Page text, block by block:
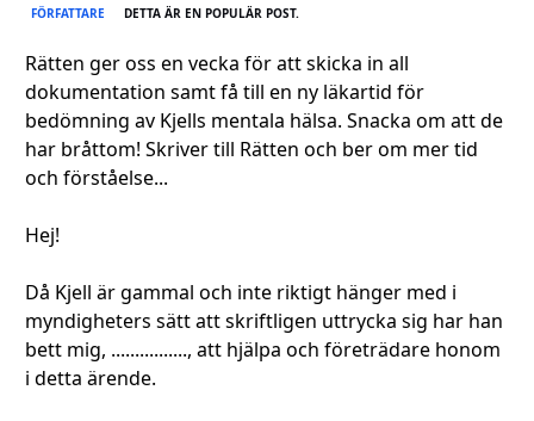
FÖRFATTARE DETTA ÄR EN POPULÄR POST.
Rätten ger oss en vecka för att skicka in all
dokumentation samt få till en ny läkartid för
bedömning av Kjells mentala hälsa. Snacka om att de
har bråttom! Skriver till Rätten och ber om mer tid
och förståelse...
Hej!
Då Kjell är gammal och inte riktigt hänger med i
myndigheters sätt att skriftligen uttrycka sig har han
bett mig, ................, att hjälpa och företrädare honom
i detta ärende.